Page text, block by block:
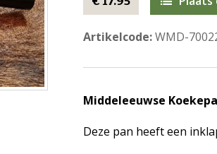
Artikelcode:WMD-
Middeleeuwse
Deze pan heeft een